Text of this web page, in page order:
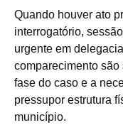
Quando houver ato
interrogatório,
urgente em
comparecimento
fase do caso e a
pressupor estrutura
município.